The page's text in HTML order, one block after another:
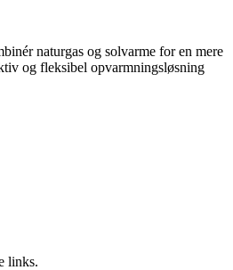
naturgas og solvarme for en mere
og fleksibel opvarmningsløsning
links.